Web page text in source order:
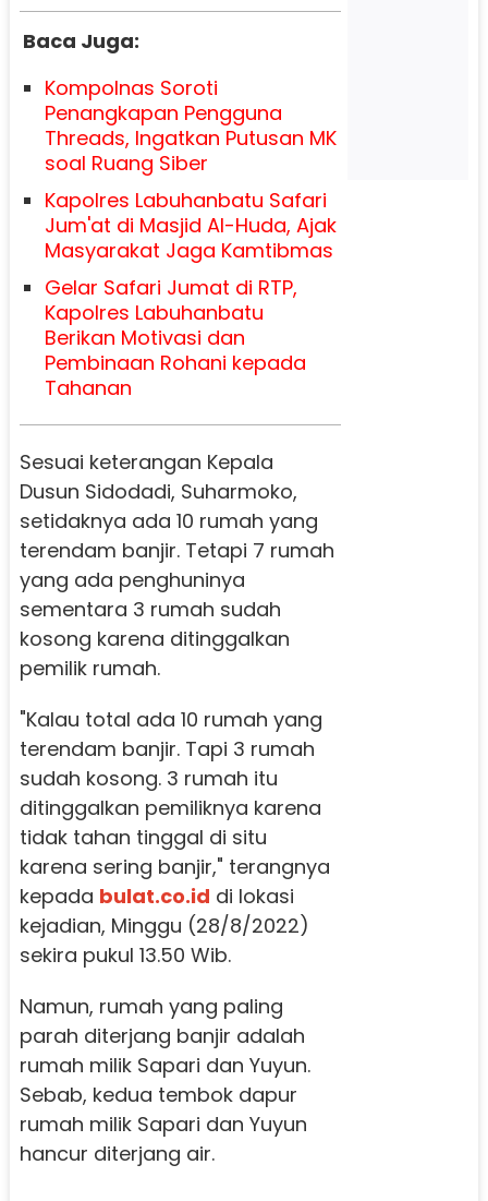
Baca Juga:
Kompolnas Soroti
Penangkapan Pengguna
Threads, Ingatkan Putusan MK
soal Ruang Siber
Kapolres Labuhanbatu Safari
Jum'at di Masjid Al-Huda, Ajak
Masyarakat Jaga Kamtibmas
Gelar Safari Jumat di RTP,
Kapolres Labuhanbatu
Berikan Motivasi dan
Pembinaan Rohani kepada
Tahanan
Sesuai keterangan Kepala
Dusun Sidodadi, Suharmoko,
setidaknya ada 10 rumah yang
terendam banjir. Tetapi 7 rumah
yang ada penghuninya
sementara 3 rumah sudah
kosong karena ditinggalkan
pemilik rumah.
"Kalau total ada 10 rumah yang
terendam banjir. Tapi 3 rumah
sudah kosong. 3 rumah itu
ditinggalkan pemiliknya karena
tidak tahan tinggal di situ
karena sering banjir," terangnya
kepada bulat.co.id di lokasi
kejadian, Minggu (28/8/2022)
sekira pukul 13.50 Wib.
Namun, rumah yang paling
parah diterjang banjir adalah
rumah milik Sapari dan Yuyun.
Sebab, kedua tembok dapur
rumah milik Sapari dan Yuyun
hancur diterjang air.